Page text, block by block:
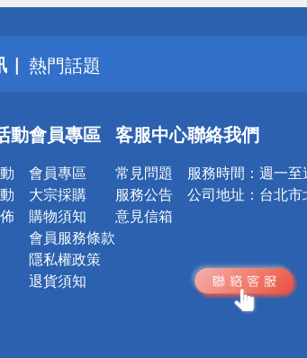
詐騙網頁！請小心！
得獎公告
熱門話題
銀行優惠
詐騙網頁！請小心！
動會員專區
會員專區
大宗採購
購物須知
會員服務條款
隱私權政策
退貨須知
客服中心
常見問題
服務公告
意見信箱
聯絡我們
服務時間： 週一至
公司地址： 台北